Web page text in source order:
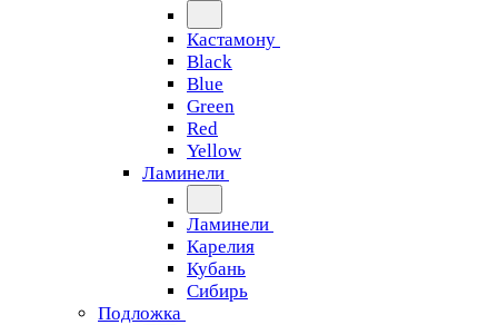
Кастамону
Black
Blue
Green
Red
Yellow
Ламинели
Ламинели
Карелия
Кубань
Сибирь
Подложка